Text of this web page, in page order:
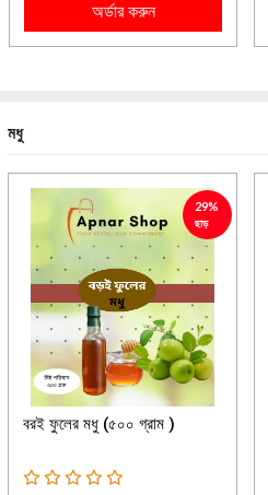
অর্ডার করুন
মধু
29%
ছাড়
বরই ফুলের মধু (৫০০ গ্রাম )